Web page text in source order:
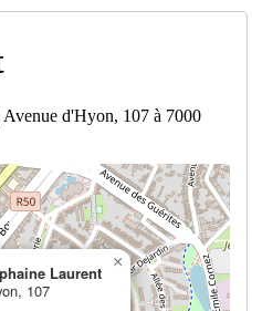
d'Hyon, 107 à 7000
Laurent
107
×